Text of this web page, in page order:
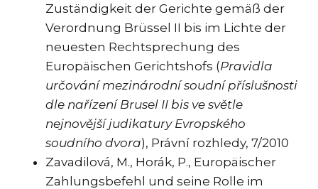
Zuständigkeit der Gerichte gemäß der
Verordnung Brüssel II bis im Lichte der
neuesten Rechtsprechung des
Europäischen Gerichtshofs (Pravidla
určování mezinárodní soudní příslušnosti
dle nařízení Brusel II bis ve světle
nejnovější judikatury Evropského
soudního dvora), Právní rozhledy, 7/2010
Zavadilová, M., Horák, P., Europäischer
Zahlungsbefehl und seine Rolle im